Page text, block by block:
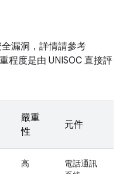
漏洞，詳情請參考
程度是由 UNISOC 直接評
嚴重
性
元件
高
電話通訊